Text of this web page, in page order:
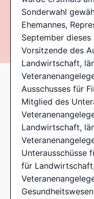
Sonderwahl
Ehemannes,
September
Vorsitzende des
Landwirtschaft,
Ausschusses für
Mitglied des
Landwirtschaft,
Unterausschüsse
für